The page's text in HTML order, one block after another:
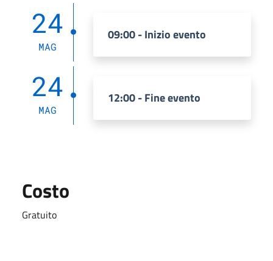
24
MAG
09:00 - Inizio evento
24
MAG
12:00 - Fine evento
Costo
Gratuito